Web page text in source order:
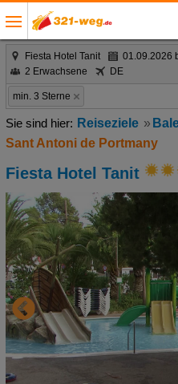
Fiesta Hotel Tanit
01.09.2026
2 Erwachsene
DE
min. 3 Sterne
Reiseziele
Sant Antoni de Portmany
Fiesta Hotel Tanit